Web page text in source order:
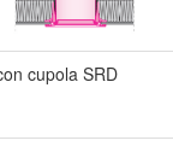
cupola SRD